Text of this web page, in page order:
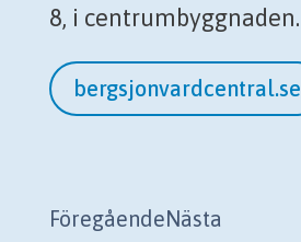
8, i centrumbyggnaden.
bergsjonvardcentral.se
FöregåendeNästa